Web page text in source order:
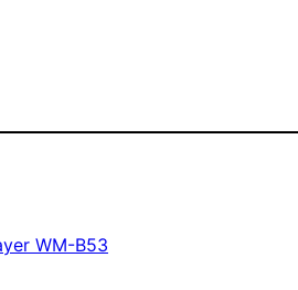
WM-B53